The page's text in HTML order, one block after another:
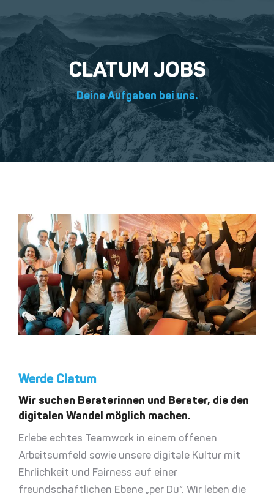
CLATUM JOBS
Deine Aufgaben bei uns.
Werde Clatum
Wir suchen Beraterinnen und Berater, die den
digitalen Wandel möglich machen.
Erlebe echtes Teamwork in einem offenen
Arbeitsumfeld sowie unsere digitale Kultur mit
Ehrlichkeit und Fairness auf einer
freundschaftlichen Ebene „per Du“. Wir leben die